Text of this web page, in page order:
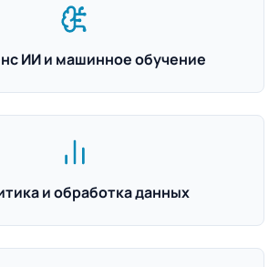
ИИ и машинное обучение
и обработка данных